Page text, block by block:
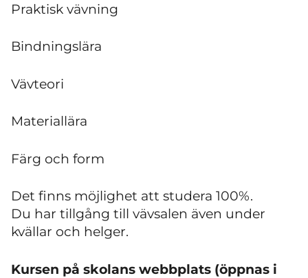
Praktisk vävning
Bindningslära
Vävteori
Materiallära
Färg och form
Det finns möjlighet att studera 100%.
Du har tillgång till vävsalen även under
kvällar och helger.
Kursen på skolans webbplats (öppnas i